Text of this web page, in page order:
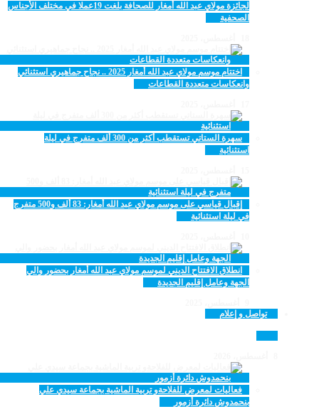
لجائزة مولاي عبد الله أمغار للصحافة بلغت 19عملا في مختلف الأجناس
الصحفية
اختتام موسم مولاي عبد الله أمغار 2025 .. نجاح جماهيري استثنائي
وانعكاسات متعددة القطاعات
سهرة الستاتي تستقطب أكثر من 300 ألف متفرج في ليلة
استثنائية
إقبال قياسي على موسم مولاي عبد الله أمغار: 83 ألف و500 متفرج
في ليلة استثنائية
انطلاق الافتتاح الديني لموسم مولاي عبد الله أمغار بحضور والي
الجهة وعامل إقليم الجديدة
تواصل و إعلام
فعاليات لمعرض للفلاحةو تربية الماشية بجماعة سيدي علي
بنحمدوش دائرة أزمور